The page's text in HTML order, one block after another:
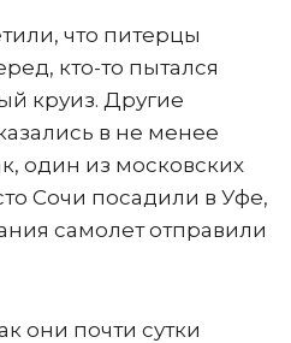
что питерцы
кто-то пытался
круиз. Другие
в не менее
один из московских
Сочи посадили в Уфе,
самолет отправили
они почти сутки